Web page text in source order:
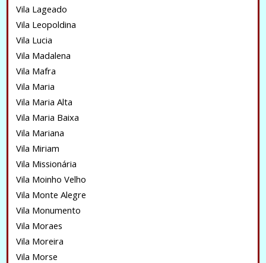
Vila Lageado
Vila Leopoldina
Vila Lucia
Vila Madalena
Vila Mafra
Vila Maria
Vila Maria Alta
Vila Maria Baixa
Vila Mariana
Vila Miriam
Vila Missionária
Vila Moinho Velho
Vila Monte Alegre
Vila Monumento
Vila Moraes
Vila Moreira
Vila Morse